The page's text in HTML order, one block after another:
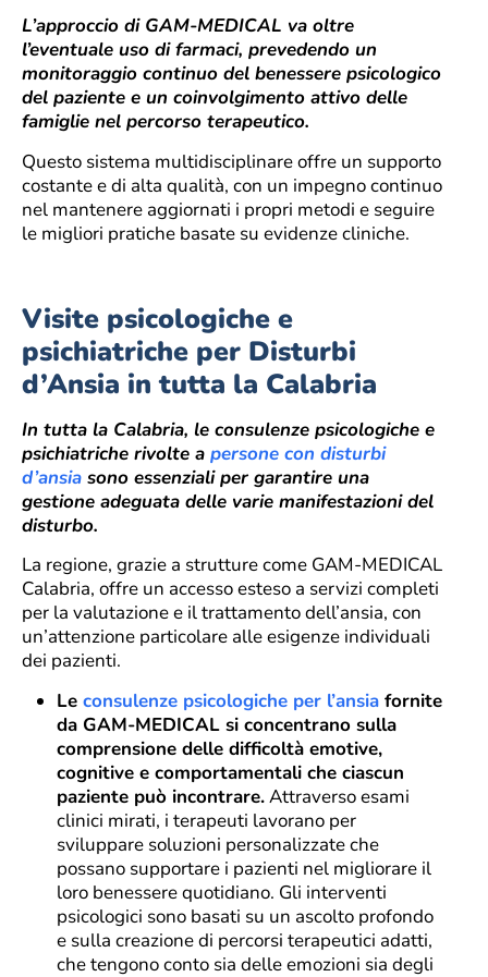
L’approccio di GAM-MEDICAL va oltre
l’eventuale uso di farmaci, prevedendo un
monitoraggio continuo del benessere psicologico
del paziente e un coinvolgimento attivo delle
famiglie nel percorso terapeutico.
Questo sistema multidisciplinare offre un supporto
costante e di alta qualità, con un impegno continuo
nel mantenere aggiornati i propri metodi e seguire
le migliori pratiche basate su evidenze cliniche.
Visite psicologiche e
psichiatriche per Disturbi
d’Ansia in tutta la Calabria
In tutta la Calabria, le consulenze psicologiche e
psichiatriche rivolte a persone con disturbi
d’ansia sono essenziali per garantire una
gestione adeguata delle varie manifestazioni del
disturbo.
La regione, grazie a strutture come GAM-MEDICAL
Calabria, offre un accesso esteso a servizi completi
per la valutazione e il trattamento dell’ansia, con
un’attenzione particolare alle esigenze individuali
dei pazienti.
Le consulenze psicologiche per l’ansia fornite
da GAM-MEDICAL si concentrano sulla
comprensione delle difficoltà emotive,
cognitive e comportamentali che ciascun
paziente può incontrare.Attraverso esami
clinici mirati, i terapeuti lavorano per
sviluppare soluzioni personalizzate che
possano supportare i pazienti nel migliorare il
loro benessere quotidiano. Gli interventi
psicologici sono basati su un ascolto profondo
e sulla creazione di percorsi terapeutici adatti,
che tengono conto sia delle emozioni sia degli